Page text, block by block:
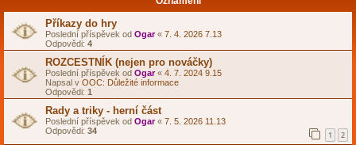
Příkazy do hry
Poslední příspěvek od Ogar« 7. 4. 2026 7.13
Odpovědi: 4
ROZCESTNÍK (nejen pro nováčky)
Poslední příspěvek od Ogar« 4. 7. 2024 9.15
Napsal v OOC: Důležité informace
Odpovědi: 1
Rady a triky - herní část
Poslední příspěvek od Ogar« 7. 5. 2026 11.13
Odpovědi: 34 1 2